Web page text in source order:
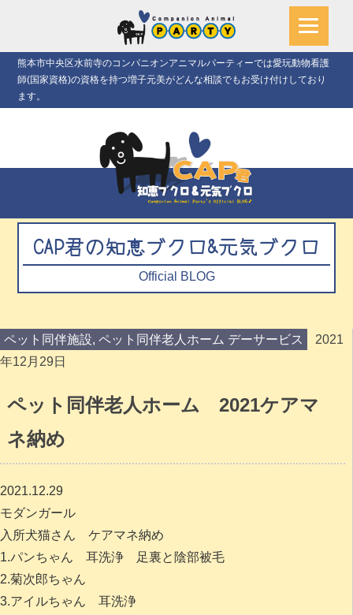
熊本市中央区水前寺のコンパニオンアニマルパーティーでは愛玩動物看護
師(国家資格)の資格を持つ増子元美がどんな相談でもお受け付けしており
ます。
CAP君の知恵ブクロ&元気ブクロ
Official BLOG
ペット同伴施設, ペット同伴老人ホーム デーサービス
2021
年12月29日
ペット同伴老人ホーム 2021ケアマ
ネ納め
2021.12.29
モダンガール
入所犬猫さん ケアマネ納め
1.パンちゃん 耳洗浄 足裏と陰部被毛
2.菊次郎ちゃん
3.アイルちゃん 耳洗浄